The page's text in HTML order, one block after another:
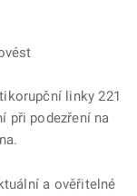
linky 221
při podezření na
a ověřitelné